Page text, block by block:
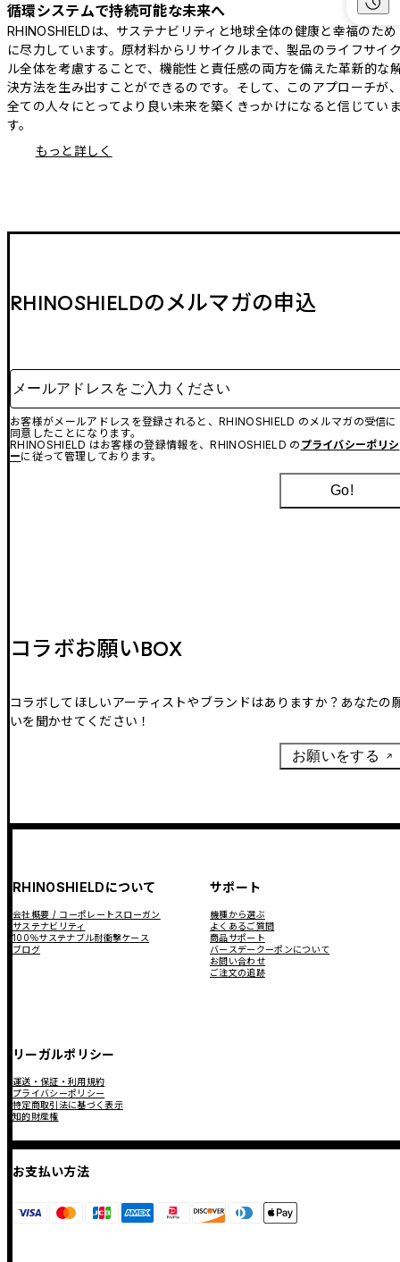
循環システムで持続可能な未来へ
RHINOSHIELDは、サステナビリティと地球全体の健康と幸福のため
に尽力しています。原材料からリサイクルまで、製品のライフサイ
ル全体を考慮することで、機能性と責任感の両方を備えた革新的な
決方法を生み出すことができるのです。そして、このアプローチが
全ての人々にとってより良い未来を築くきっかけになると信じてい
す。
もっと詳しく
RHINOSHIELDのメルマガの申込
メールアドレスをご入力ください
お客様がメールアドレスを登録されると、RHINOSHIELD のメルマガの受信に
同意したことになります。
RHINOSHIELD はお客様の登録情報を、RHINOSHIELD の プライバシーポリシ
ーに従って管理しております。
Go!
コラボお願いBOX
コラボしてほしいアーティストやブランドはありますか？あなたの
いを聞かせてください！
お願いをする
RHINOSHIELDについて
会社概要 / コーポレートスローガン
サステナビリティ
100％サステナブル耐衝撃ケース
ブログ
サポート
機種から選ぶ
よくあるご質問
商品サポート
バースデークーポンについて
お問い合わせ
ご注文の追跡
リーガルポリシー
運送・保証・利用規約
プライバシーポリシー
特定商取引法に基づく表示
知的財産権
お支払い方法